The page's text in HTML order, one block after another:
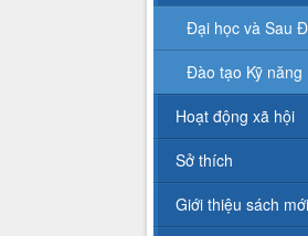
Đại học và Sau
Đào tạo Kỹ năng
Hoạt động xã hội
Sở thích
Giới thiệu sách mới